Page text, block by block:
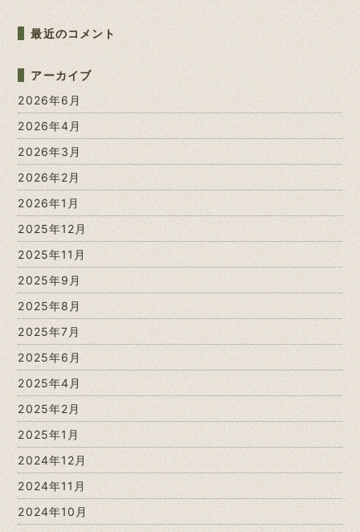
最近のコメント
アーカイブ
2026年6月
2026年4月
2026年3月
2026年2月
2026年1月
2025年12月
2025年11月
2025年9月
2025年8月
2025年7月
2025年6月
2025年4月
2025年2月
2025年1月
2024年12月
2024年11月
2024年10月